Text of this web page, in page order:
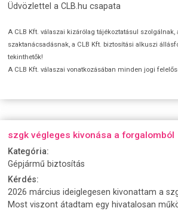
Üdvözlettel a CLB.hu csapata
A CLB Kft. válaszai kizárólag tájékoztatásul szolgálnak,
szaktanácsadásnak, a CLB Kft. biztosítási alkuszi
tekinthetők!
A CLB Kft. válaszai vonatkozásában minden jogi
szgk végleges kivonása a forgalomból
Kategória:
Gépjármű biztosítás
Kérdés:
2026 március ideiglegesen kivonattam a
Most viszont átadtam egy hivatalosan